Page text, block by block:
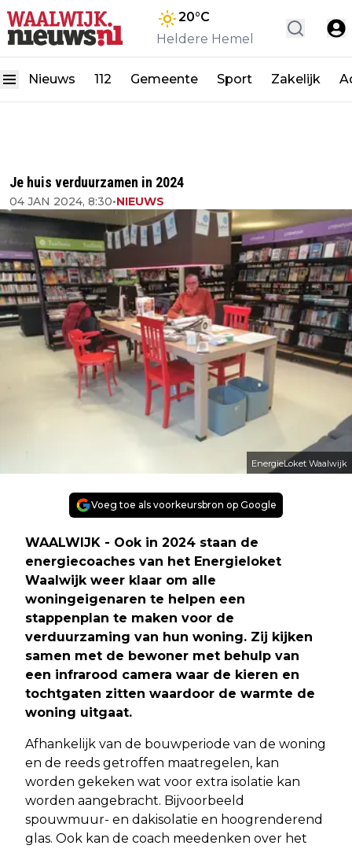
20°C
Heldere Hemel
Nieuws 112 Gemeente Sport Zakelijk
Je huis verduurzamen in 2024
04 JAN 2024, 8:30•NIEUWS
EnergieLoket Waalwijk
Voeg toe als voorkeursbron op Google
WAALWIJK - Ook in 2024 staan de
energiecoaches van het Energieloket
Waalwijk weer klaar om alle
woningeigenaren te helpen een
stappenplan te maken voor de
verduurzaming van hun woning. Zij kijken
samen met de bewoner met behulp van
een infrarood camera waar de kieren en
tochtgaten zitten waardoor de warmte de
woning uitgaat.
Afhankelijk van de bouwperiode van de woning
en de reeds getroffen maatregelen, kan
worden gekeken wat voor extra isolatie kan
worden aangebracht. Bijvoorbeeld
spouwmuur- en dakisolatie en hoogrenderend
glas. Ook kan de coach meedenken over het